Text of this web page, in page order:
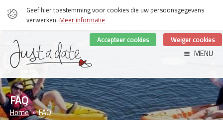
Geef hier toestemming voor cookies die uw persoonsgegevens
verwerken.Meer informatie
Accepteer cookies
Weiger cookies
MENU
FAQ
Home FAQ